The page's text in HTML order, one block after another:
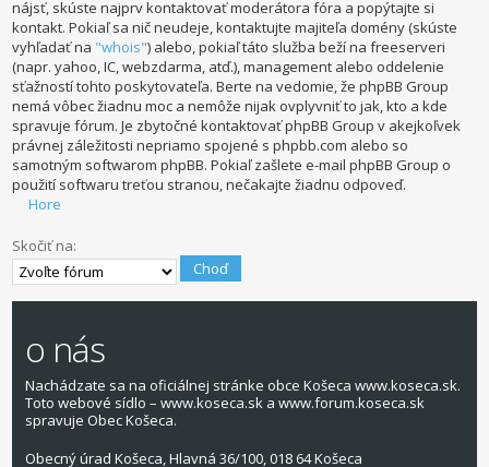
nájsť, skúste najprv kontaktovať moderátora fóra a popýtajte si
kontakt. Pokiaľ sa nič neudeje, kontaktujte majiteľa domény (skúste
vyhľadať na "whois") alebo, pokiaľ táto služba beží na freeserveri
(napr. yahoo, IC, webzdarma, atď.), management alebo oddelenie
sťažností tohto poskytovateľa. Berte na vedomie, že phpBB Group
nemá vôbec žiadnu moc a nemôže nijak ovplyvniť to jak, kto a kde
spravuje fórum. Je zbytočné kontaktovať phpBB Group v akejkoľvek
právnej záležitosti nepriamo spojené s phpbb.com alebo so
samotným softwarom phpBB. Pokiaľ zašlete e-mail phpBB Group o
použití softwaru treťou stranou, nečakajte žiadnu odpoveď.
Hore
Skočiť na:
o nás
Nachádzate sa na oficiálnej stránke obce Košeca www.koseca.sk.
Toto webové sídlo – www.koseca.sk a www.forum.koseca.sk
spravuje Obec Košeca.
Obecný úrad Košeca, Hlavná 36/100, 018 64 Košeca